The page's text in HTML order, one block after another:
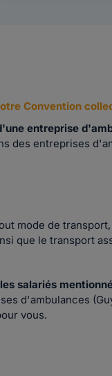
Convention
entreprise
des entreprises
mode de
que le transport
salariés
d'ambulances
vous.